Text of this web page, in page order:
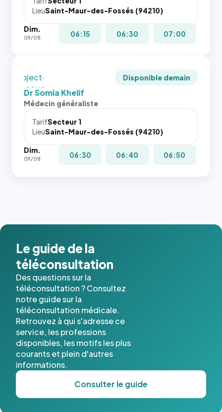
navigateur
pas la
place, et
dernières
images de
l'annuaire
dans ce
cas. #}
LieuSaint-Maur-des-Fossés (94210)
Dim.
09/08 06:15 06:30 07:00
toutes les
puisque la
`object-
fit: cover`.
Sans ces
navigateur
pas la
place, et
Disponible demain
Dr Somia Khelif
Médecin généraliste
TarifSecteur 1
LieuSaint-Maur-des-Fossés (94210)
Dim.
09/08 06:30 06:40 06:50
Le guide de la
téléconsultation
Des questions sur la
téléconsultation ? Consultez
notre guide sur la
téléconsultation médicale.
Retrouvez à qui s'adresse ce
service, les professions
disponibles, les motifs les plus
courants et plein d'autres
informations.
Consulter le guide